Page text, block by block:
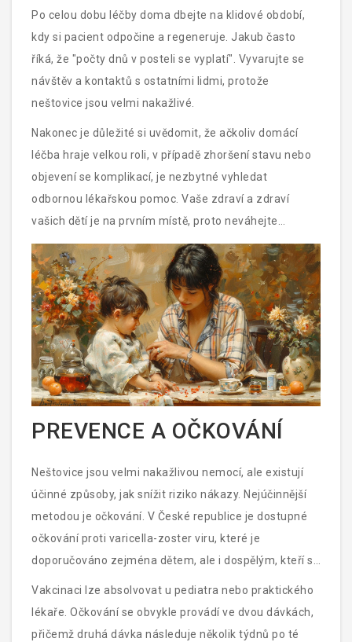
režimu dostatek ovoce a zeleniny.
Po celou dobu léčby doma dbejte na klidové období,
kdy si pacient odpočine a regeneruje. Jakub často
říká, že "počty dnů v posteli se vyplatí". Vyvarujte se
návštěv a kontaktů s ostatními lidmi, protože
neštovice jsou velmi nakažlivé.
Nakonec je důležité si uvědomit, že ačkoliv domácí
léčba hraje velkou roli, v případě zhoršení stavu nebo
objevení se komplikací, je nezbytné vyhledat
odbornou lékařskou pomoc. Vaše zdraví a zdraví
vašich dětí je na prvním místě, proto neváhejte
konzultovat s lékařem jakékoliv pochybnosti.
PREVENCE A OČKOVÁNÍ
Neštovice jsou velmi nakažlivou nemocí, ale existují
účinné způsoby, jak snížit riziko nákazy. Nejúčinnější
metodou je očkování. V České republice je dostupné
očkování proti varicella-zoster viru, které je
doporučováno zejména dětem, ale i dospělým, kteří se
s nemocí dosud nesetkali. Očkování nejenže chrání
jednotlivce před nákazou, ale také pomáhá budovat
kolektivní imunitu, což snižuje šíření virů v populaci.
Vakcinaci lze absolvovat u pediatra nebo praktického
lékaře. Očkování se obvykle provádí ve dvou dávkách,
přičemž druhá dávka následuje několik týdnů po té